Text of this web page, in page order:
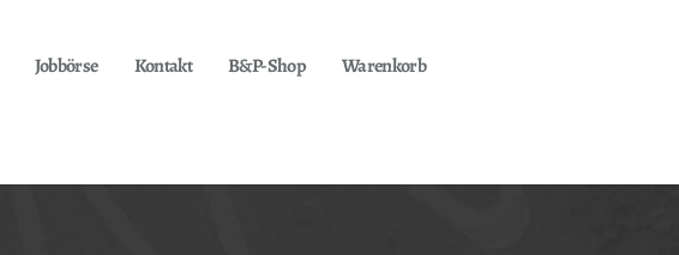
Jobbörse Kontakt B&P-Shop
Warenkorb